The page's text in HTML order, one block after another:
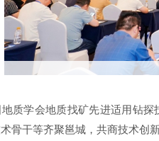
质学会地质找矿先进适用钻
骨干等齐聚邕城，共商技术创